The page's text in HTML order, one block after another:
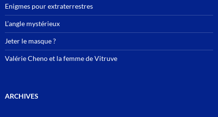
Enigmes pour extraterrestres
L’angle mystérieux
Jeter le masque ?
Valérie Cheno et la femme de Vitruve
ARCHIVES